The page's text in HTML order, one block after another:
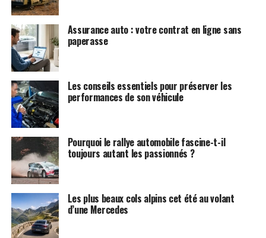
Assurance auto : votre contrat en ligne sans
paperasse
Les conseils essentiels pour préserver les
performances de son véhicule
Pourquoi le rallye automobile fascine-t-il
toujours autant les passionnés ?
Les plus beaux cols alpins cet été au volant
d’une Mercedes